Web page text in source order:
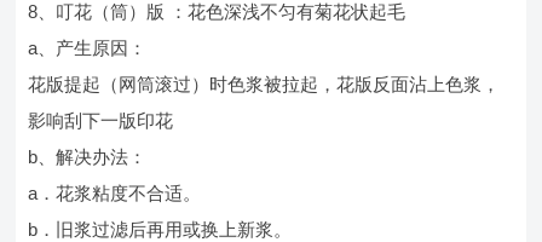
8、叮花（筒）版 ：花色深浅不匀有菊花状起毛
a、产生原因：
花版提起（网筒滚过）时色浆被拉起，花版反面沾上色浆，
影响刮下一版印花
b、解决办法：
a．花浆粘度不合适。
b．旧浆过滤后再用或换上新浆。